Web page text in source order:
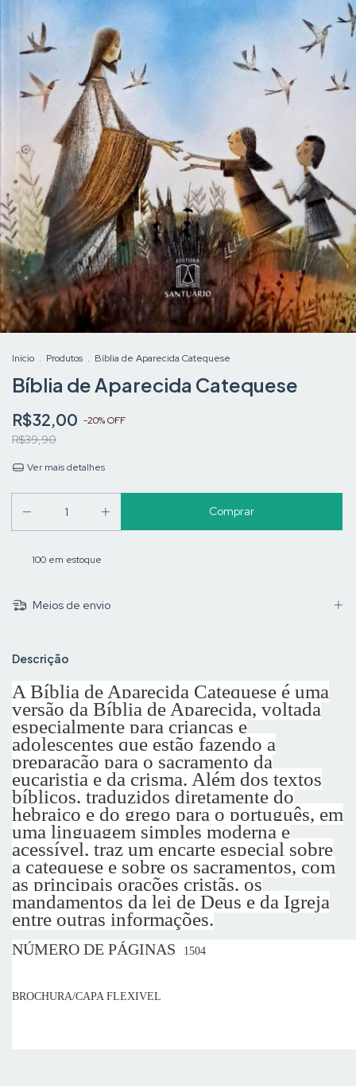
Início . Produtos . Bíblia de Aparecida Catequese
Bíblia de Aparecida Catequese
R$32,00 -20%OFF
R$39,90
Ver mais detalhes
100em estoque
Meios de envio
Descrição
A Bíblia de Aparecida Catequese é uma
versão da Bíblia de Aparecida, voltada
especialmente para crianças e
adolescentes que estão fazendo a
preparação para o sacramento da
eucaristia e da crisma. Além dos textos
bíblicos, traduzidos diretamente do
hebraico e do grego para o português, em
uma linguagem simples moderna e
acessível, traz um encarte especial sobre
a catequese e sobre os sacramentos, com
as principais orações cristãs, os
mandamentos da lei de Deus e da Igreja
entre outras informações.
NÚMERO DE PÁGINAS 1504
BROCHURA/CAPA FLEXIVEL